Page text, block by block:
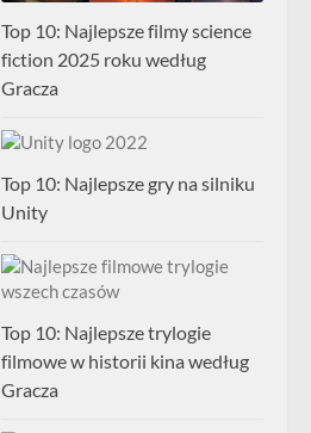
Top 10: Najlepsze filmy science
fiction 2025 roku według
Gracza
Top 10: Najlepsze gry na silniku
Unity
Top 10: Najlepsze trylogie
filmowe w historii kina według
Gracza